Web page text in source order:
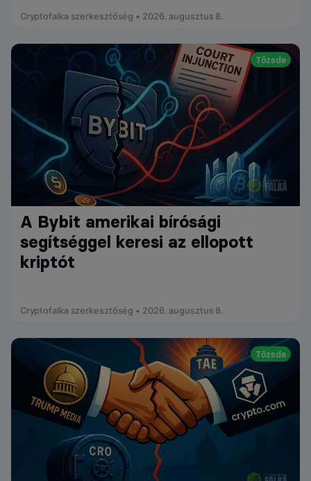
Cryptofalka szerkesztőség • 2026. augusztus 8.
Tőzsde
A Bybit amerikai bírósági
segítséggel keresi az ellopott
kriptót
Cryptofalka szerkesztőség • 2026. augusztus 8.
Tőzsde